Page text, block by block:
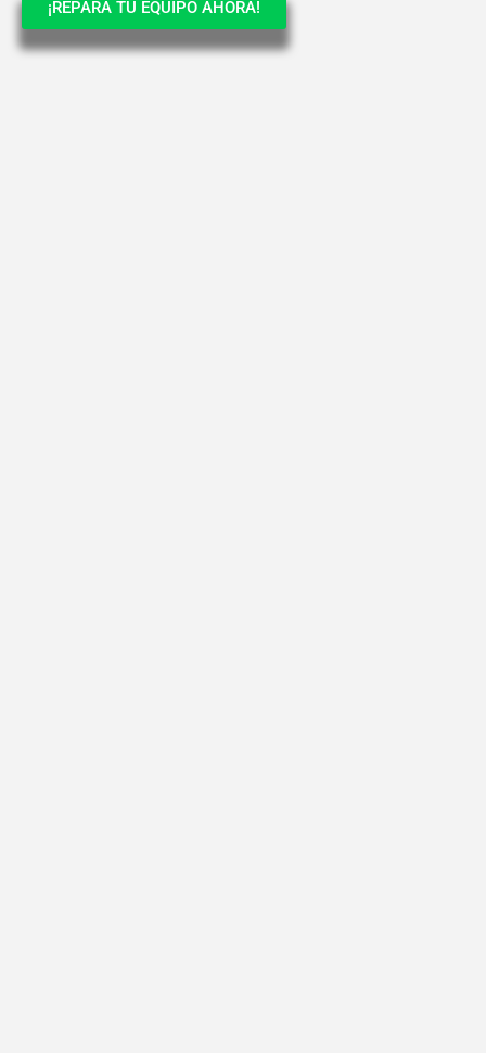
¡REPARA TU EQUIPO AHORA!